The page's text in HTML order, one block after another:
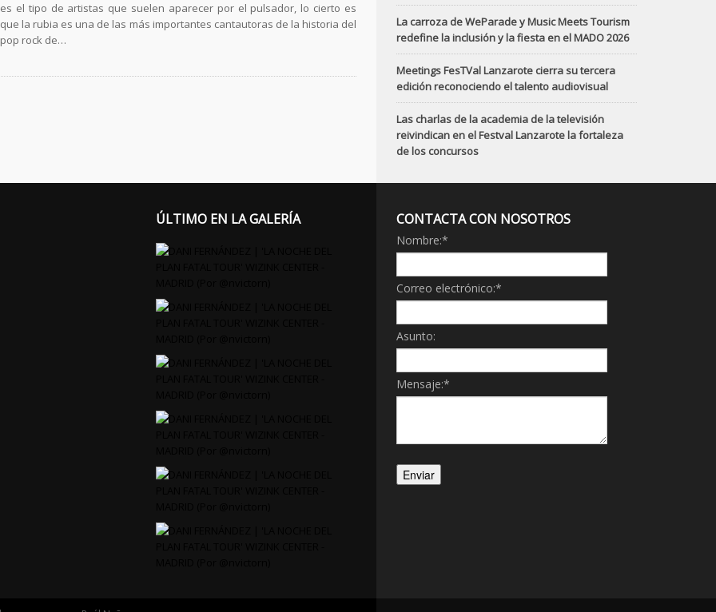
es el tipo de artistas que suelen aparecer por el pulsador, lo cierto es
que la rubia es una de las más importantes cantautoras de la historia del
pop rock de…
La carroza de WeParade y Music Meets Tourism
redefine la inclusión y la fiesta en el MADO 2026
Meetings FesTVal Lanzarote cierra su tercera
edición reconociendo el talento audiovisual
Las charlas de la academia de la televisión
reivindican en el Festval Lanzarote la fortaleza
de los concursos
ÚLTIMO EN LA GALERÍA CONTACTA CON NOSOTROS
Nombre:*
Correo electrónico:*
Asunto:
Mensaje:*